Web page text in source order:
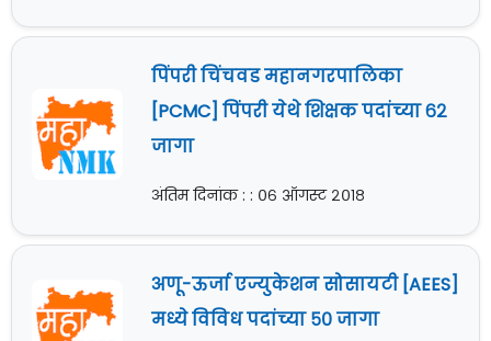
पिंपरी चिंचवड महानगरपालिका
[PCMC] पिंपरी येथे शिक्षक पदांच्या ६२
जागा
अंतिम दिनांक : : ०६ ऑगस्ट २०१८
अणू-ऊर्जा एज्युकेशन सोसायटी [AEES]
मध्ये विविध पदांच्या ५० जागा